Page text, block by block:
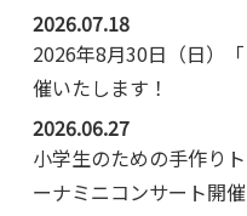
2026.07.18
2026年8月30日（日）
催いたします！
2026.06.27
小学生のための手作り
ーナミニコンサート開催